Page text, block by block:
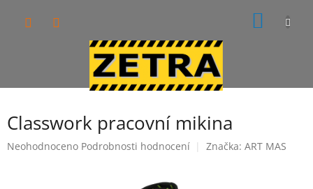
Classwork pracovní mikina
Průměrné
Neohodnoceno Podrobnosti hodnocení Značka: ART MAS